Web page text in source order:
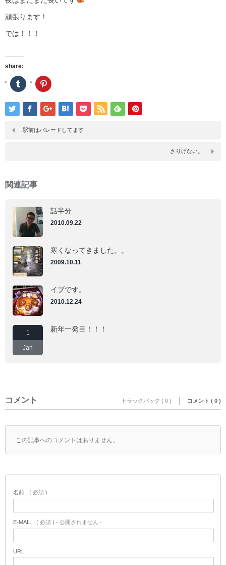
頑張ります！
では！！！
share:
ク
リ
ク
し
て
で
共
ン
ド
開
き
ま
す)
ク
リ
ク
し
て
で
開
き
ま
す)
駅前はパレードしてます
さりげない。
関連記事
話半分
2010.09.22
寒くなってきました。。
2009.10.11
イブです。
2010.12.24
1
Jan
新年一発目！！！
コメント トラックバック ( 0 ) コメント ( 0 )
この記事へのコメントはありません。
名前 ( 必須 )
E-MAIL ( 必須 ) - 公開されません -
URL